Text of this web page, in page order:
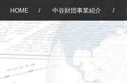
HOME / 中谷財団事業紹介 /